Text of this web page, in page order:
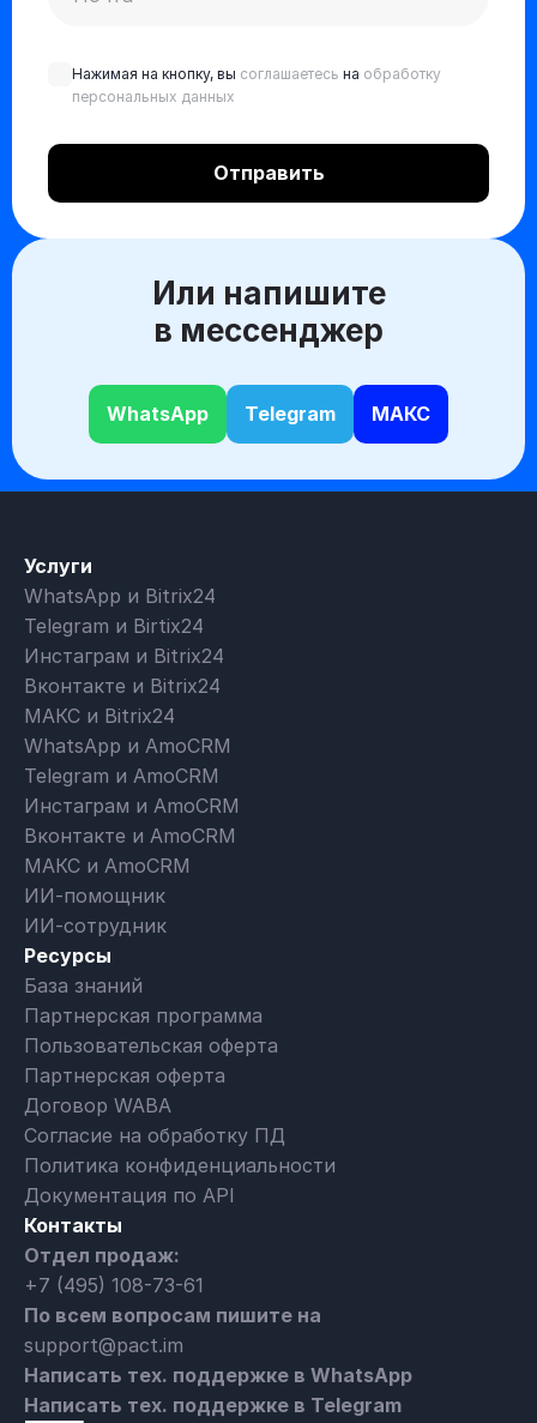
Нажимая на кнопку, вы соглашаетесь на обработку
персональных данных
Или напишите
в мессенджер
WhatsApp Telegram МАКС
Услуги
WhatsApp и Bitrix24
Telegram и Birtix24
Инстаграм и Bitrix24
Вконтакте и Bitrix24
МАКС и Bitrix24
WhatsApp и AmoCRM
Telegram и AmoCRM
Инстаграм и AmoCRM
Вконтакте и AmoCRM
МАКС и AmoCRM
ИИ-помощник
ИИ-сотрудник
Ресурсы
База знаний
Партнерская программа
Пользовательская оферта
Партнерская оферта
Договор WABA
Согласие на обработку ПД
Политика конфиденциальности
Документация по API
Контакты
Отдел продаж:
+7 (495) 108-73-61
По всем вопросам пишите на
support@pact.im
Написать тех. поддержке в WhatsApp
Написать тех. поддержке в Telegram